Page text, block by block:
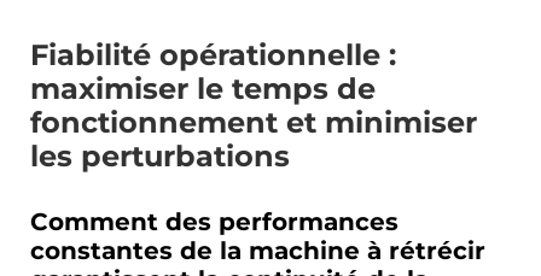
Fiabilité opérationnelle :
maximiser le temps de
fonctionnement et minimiser
les perturbations
Comment des performances
constantes de la machine à rétrécir